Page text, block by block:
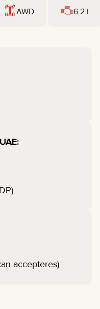
AWD 6.2 l
accepteres)